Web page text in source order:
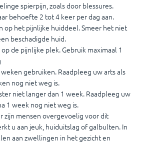
spierpijn, zoals door blessures.
behoefte 2 tot 4 keer per dag aan.
op het pijnlijke huiddeel. Smeer het niet
beschadigde huid.
de pijnlijke plek. Gebruik maximaal 1
gebruiken. Raadpleeg uw arts als
nog niet weg is.
niet langer dan 1 week. Raadpleeg uw
1 week nog niet weg is.
zijn mensen overgevoelig voor dit
u aan jeuk, huiduitslag of galbulten. In
aan zwellingen in het gezicht en